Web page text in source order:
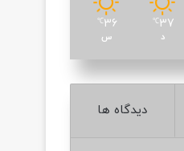
37
℃
د
36
℃
س
دیدگاه ها